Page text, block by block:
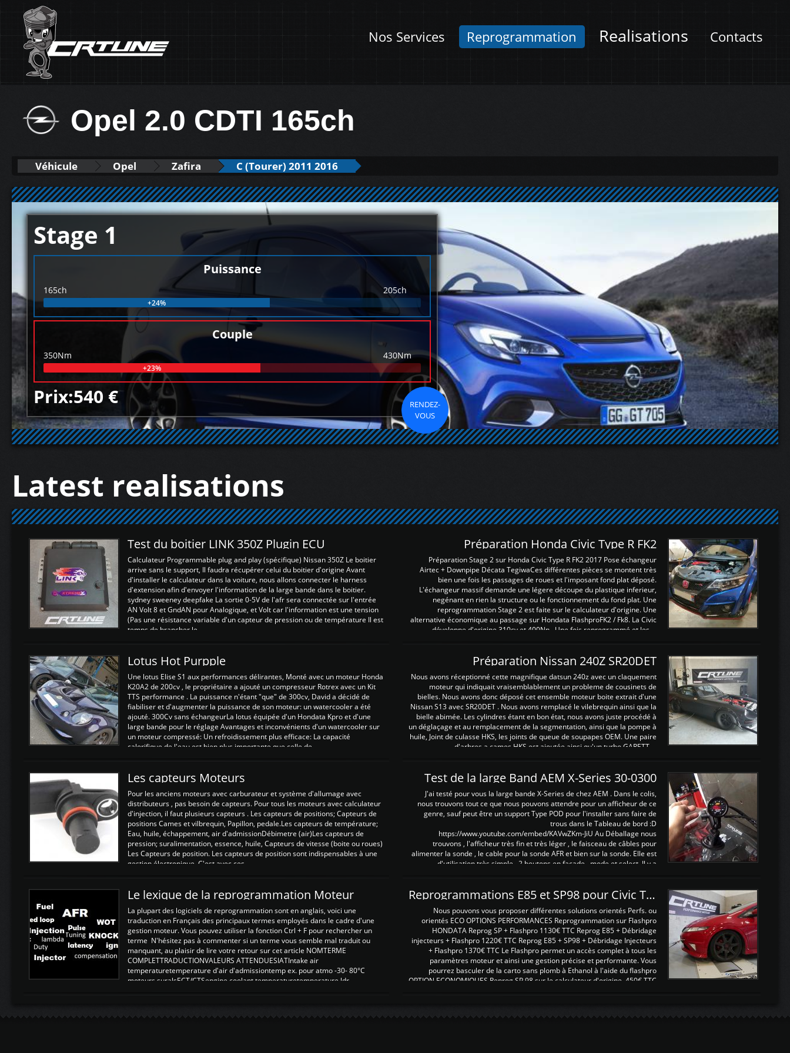
Nos Services Reprogrammation Realisations Contacts
Opel 2.0 CDTI 165ch
Véhicule Opel Zafira C (Tourer) 2011 2016
Stage 1
Puissance
165ch 205ch
+24%
Couple
350Nm 430Nm
+23%
Prix:540 €
RENDEZ-
VOUS
Latest realisations
Test du boitier LINK 350Z Plugin ECU
Calculateur Programmable plug and play (spécifique) Nissan 350Z Le boitier
arrive sans le support, Il faudra récupérer celui du boitier d'origine Avant
d'installer le calculateur dans la voiture, nous allons connecter le harness
d'extension afin d'envoyer l'information de la large bande dans le boitier.
sydney sweeney deepfake La sortie 0-5V de l'afr sera connectée sur l'entrée
AN Volt 8 et GndAN pour Analogique, et Volt car l'information est une tension
(Pas une résistance variable d'un capteur de pression ou de température Il est
temps de brancher le ...
Préparation Honda Civic Type R FK2
Préparation Stage 2 sur Honda Civic Type R FK2 2017 Pose échangeur
Airtec + Downpipe Décata TegiwaCes différentes pièces se montent très
bien une fois les passages de roues et l'imposant fond plat déposé.
L'échangeur massif demande une légere découpe du plastique inferieur,
negénant en rien la structure ou le fonctionnement du fond plat. Une
reprogrammation Stage 2 est faite sur le calculateur d'origine. Une
alternative économique au passage sur Hondata FlashproFK2 / Fk8. La Civic
développe d'origine 310cv et 400Nn , Une fois reprogrammé et les ...
Lotus Hot Purpple
Une lotus Elise S1 aux performances délirantes, Monté avec un moteur Honda
K20A2 de 200cv , le propriétaire a ajouté un compresseur Rotrex avec un Kit
TTS performance . La puissance n'étant "que" de 300cv, David a décidé de
fiabiliser et d'augmenter la puissance de son moteur: un watercooler a été
ajouté. 300Cv sans échangeurLa lotus équipée d'un Hondata Kpro et d'une
large bande pour le réglage Avantages et inconvénients d'un watercooler sur
un moteur compressé: Un refroidissement plus efficace: La capacité
calorifique de l'eau est bien plus importante que celle de ...
Préparation Nissan 240Z SR20DET
Nous avons réceptionné cette magnifique datsun 240z avec un claquement
moteur qui indiquait vraisemblablement un probleme de cousinets de
bielles. Nous avons donc déposé cet ensemble moteur boite extrait d'une
Nissan S13 avec SR20DET . Nous avons remplacé le vilebrequin ainsi que la
bielle abimée. Les cylindres étant en bon état, nous avons juste procédé à
un déglaçage et au remplacement de la segmentation, ainsi que la pompe à
huile, Joint de culasse HKS, les joints de queue de soupapes OEM. Une paire
d'arbres a cames HKS est ajoutée ainsi qu'un turbo GARETT ...
Les capteurs Moteurs
Pour les anciens moteurs avec carburateur et système d'allumage avec
distributeurs , pas besoin de capteurs. Pour tous les moteurs avec calculateur
d'injection, il faut plusieurs capteurs . Les capteurs de positions; Capteurs de
positions Cames et vilbrequin, Papillon, pedale.Les capteurs de température;
Eau, huile, échappement, air d'admissionDébimetre (air)Les capteurs de
pression; suralimentation, essence, huile, Capteurs de vitesse (boite ou roues)
Les Capteurs de position. Les capteurs de position sont indispensables à une
gestion électronique. C'est avec ces ...
Test de la large Band AEM X-Series 30-0300
J'ai testé pour vous la large bande X-Series de chez AEM . Dans le colis,
nous trouvons tout ce que nous pouvons attendre pour un afficheur de ce
genre, sauf peut être un support Type POD pour l'installer sans faire de
trous dans le Tableau de bord :D
https://www.youtube.com/embed/KAVwZKm-JiU Au Déballage nous
trouvons , l'afficheur très fin et très léger , le faisceau de câbles pour
alimenter la sonde , le cable pour la sonde AFR et bien sur la sonde. Elle est
d'utilisation très simple , 2 boutons en façade , mode et select. Il y a
Le lexique de la reprogrammation Moteur
La plupart des logiciels de reprogrammation sont en anglais, voici une
traduction en Français des principaux termes employés dans le cadre d'une
gestion moteur. Vous pouvez utiliser la fonction Ctrl + F pour rechercher un
terme N'hésitez pas à commenter si un terme vous semble mal traduit ou
manquant, au plaisir de lire votre retour sur cet article NOMTERME
COMPLETTRADUCTIONVALEURS ATTENDUESIATIntake air
temperaturetemperature d'air d'admissiontemp ex. pour atmo -30- 80°C
moteurs suralsECT/CTSengine coolant temperaturetemperature ldr
Reprogrammations E85 et SP98 pour Civic Type R FN2
Nous pouvons vous proposer différentes solutions orientés Perfs. ou
orientés ECO OPTIONS PERFORMANCES Reprogrammation sur Flashpro
HONDATA Reprog SP + Flashpro 1130€ TTC Reprog E85 + Débridage
injecteurs + Flashpro 1220€ TTC Reprog E85 + SP98 + Débridage Injecteurs
+ Flashpro 1370€ TTC Le Flashpro permet un accès complet à tous les
paramètres moteur et ainsi une gestion précise et performante. Vous
pourrez basculer de la carto sans plomb à Ethanol à l'aide du flashpro
OPTION ECONOMIQUES Reprog SP 98 sur le calculateur d'origine 450€ TTC